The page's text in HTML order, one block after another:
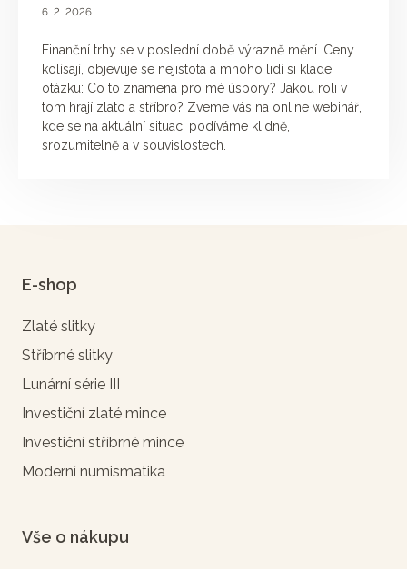
6. 2. 2026
Finanční trhy se v poslední době výrazně mění. Ceny
kolísají, objevuje se nejistota a mnoho lidí si klade
otázku: Co to znamená pro mé úspory? Jakou roli v
tom hrají zlato a stříbro? Zveme vás na online webinář,
kde se na aktuální situaci podíváme klidně,
srozumitelně a v souvislostech.
E-shop
Zlaté slitky
Stříbrné slitky
Lunární série III
Investiční zlaté mince
Investiční stříbrné mince
Moderní numismatika
Vše o nákupu